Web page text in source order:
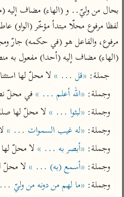
تفسير الماوردي
منتقاة
تفسير ابن القيم
تفسير ابن تيمية
عامّة
تفسير السمعاني
تفسير مكّي
محاسن التأويل
للقاسمي
تفسير الثعالبي
أخرى
أضواء
نظم الدرر
لغة وبلاغة
التحرير
المحرر
عطية
البحر
حيان
البسيط
(الهاء) مضاف إليه (أحدا) مفعول به
جملة: «قل ... » لا محلّ لها
وجملة: «الله أعلم ... » في محلّ
وجملة: «لبثوا ... » لا محلّ لها
وجملة: «له غيب السموات ... »
وجملة: «أبصر به ... » لا محلّ
وجملة: «أسمع (به) ... » لا محلّ
وجملة: «ما لهم من دونه من وليّ